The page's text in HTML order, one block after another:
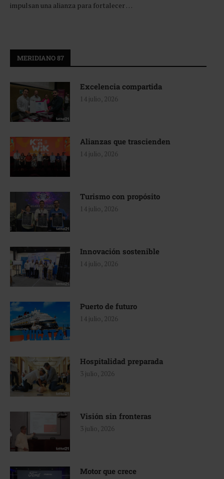
impulsan una alianza para fortalecer …
MERIDIANO 87
Excelencia compartida
14 julio, 2026
Alianzas que trascienden
14 julio, 2026
Turismo con propósito
14 julio, 2026
Innovación sostenible
14 julio, 2026
Puerto de futuro
14 julio, 2026
Hospitalidad preparada
3 julio, 2026
Visión sin fronteras
3 julio, 2026
Motor que crece